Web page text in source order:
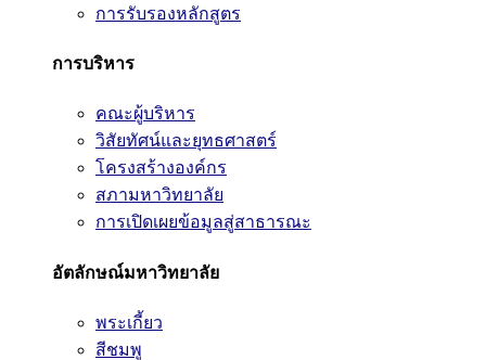
การรับรองหลักสูตร
การบริหาร
คณะผู้บริหาร
วิสัยทัศน์และยุทธศาสตร์
โครงสร้างองค์กร
สภามหาวิทยาลัย
การเปิดเผยข้อมูลสู่สาธารณะ
อัตลักษณ์มหาวิทยาลัย
พระเกี้ยว
สีชมพู